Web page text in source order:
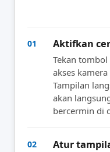
01 Aktifkan
Tekan
akses
Tampilan
akan
bercermin di
02 Atur